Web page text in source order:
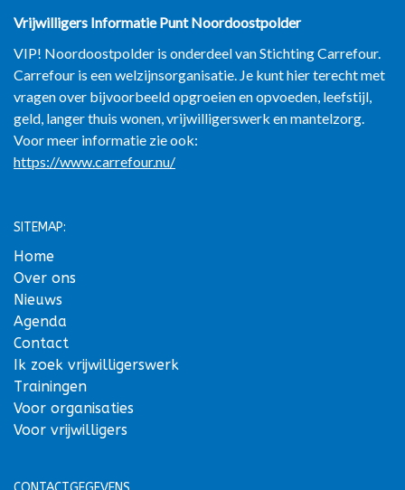
Vrijwilligers Informatie PuntNoordoostpolder
VIP! Noordoostpolder is onderdeel van Stichting Carrefour.
Carrefour is een welzijnsorganisatie. Je kunt hier terecht met
vragen over bijvoorbeeld opgroeien en opvoeden, leefstijl,
geld, langer thuis wonen, vrijwilligerswerk en mantelzorg.
Voor meer informatie zie ook:
https://www.carrefour.nu/
SITEMAP:
Home
Over ons
Nieuws
Agenda
Contact
Ik zoek vrijwilligerswerk
Trainingen
Voor organisaties
Voor vrijwilligers